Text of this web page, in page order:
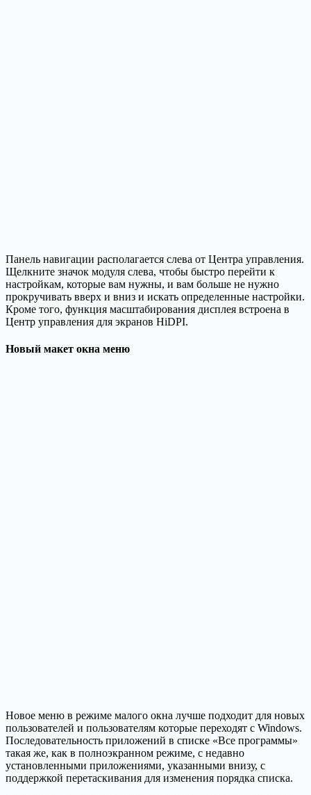
Панель навигации располагается слева от Центра управления.
Щелкните значок модуля слева, чтобы быстро перейти к
настройкам, которые вам нужны, и вам больше не нужно
прокручивать вверх и вниз и искать определенные настройки.
Кроме того, функция масштабирования дисплея встроена в
Центр управления для экранов HiDPI.
Новый макет окна меню
Новое меню в режиме малого окна лучше подходит для новых
пользователей и пользователям которые переходят с Windows.
Последовательность приложений в списке «Все программы»
такая же, как в полноэкранном режиме, с недавно
установленными приложениями, указанными внизу, с
поддержкой перетаскивания для изменения порядка списка.